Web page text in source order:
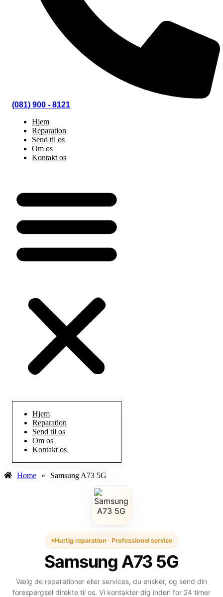
(081) 900 - 8121
Hjem
Reparation
Send til os
Om os
Kontakt os
Hjem
Reparation
Send til os
Om os
Kontakt os
Home » Samsung A73 5G
Hurtig reparation · Professionel service
Samsung A73 5G
Vælg de reparationer eller services, du ønsker, og send din
forespørgsel direkte til os. Vi kontakter dig inden for 24 timer